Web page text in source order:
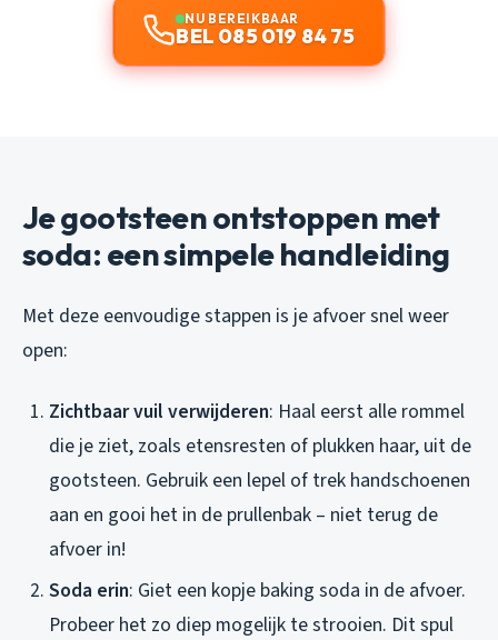
NU BEREIKBAAR
BEL 085 019 84 75
Je gootsteen ontstoppen met
soda: een simpele handleiding
Met deze eenvoudige stappen is je afvoer snel weer
open:
Zichtbaar vuil verwijderen: Haal eerst alle rommel
die je ziet, zoals etensresten of plukken haar, uit de
gootsteen. Gebruik een lepel of trek handschoenen
aan en gooi het in de prullenbak – niet terug de
afvoer in!
Soda erin: Giet een kopje baking soda in de afvoer.
Probeer het zo diep mogelijk te strooien. Dit spul